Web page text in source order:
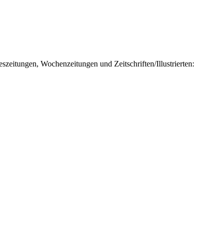
Wochenzeitungen und Zeitschriften/Illustrierten: